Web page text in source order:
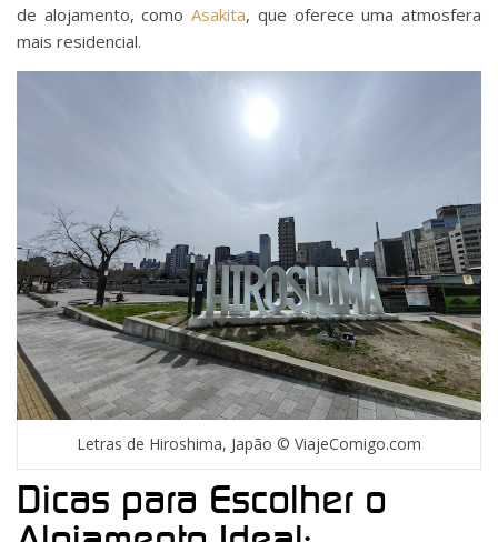
de alojamento, comoAsakita, que oferece uma atmosfera
mais residencial.
Letras de Hiroshima, Japão © ViajeComigo.com
Dicas para Escolher o